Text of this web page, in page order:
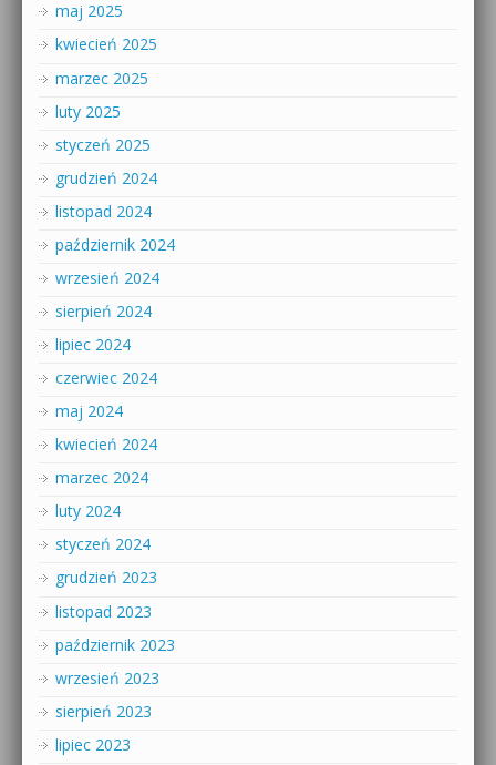
maj 2025
kwiecień 2025
marzec 2025
luty 2025
styczeń 2025
grudzień 2024
listopad 2024
październik 2024
wrzesień 2024
sierpień 2024
lipiec 2024
czerwiec 2024
maj 2024
kwiecień 2024
marzec 2024
luty 2024
styczeń 2024
grudzień 2023
listopad 2023
październik 2023
wrzesień 2023
sierpień 2023
lipiec 2023